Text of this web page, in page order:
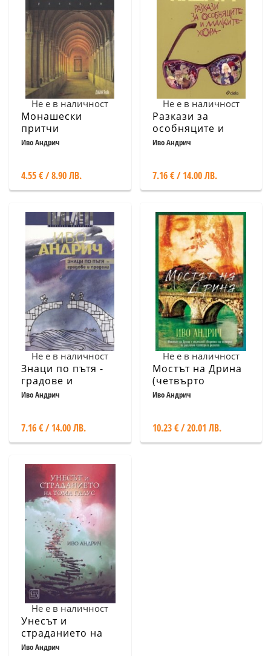
Не е в наличност
Монашески
притчи
Иво Андрич
4.55 € / 8.90 ЛВ.
Не е в наличност
Разкази за
особняците и
малките хора
Иво Андрич
7.16 € / 14.00 ЛВ.
Не е в наличност
Знаци по пътя -
градове и
предели
Иво Андрич
7.16 € / 14.00 ЛВ.
Не е в наличност
Мостът на Дрина
(четвърто
издание)
Иво Андрич
10.23 € / 20.01 ЛВ.
Не е в наличност
Унесът и
страданието на
Тома Галус
Иво Андрич